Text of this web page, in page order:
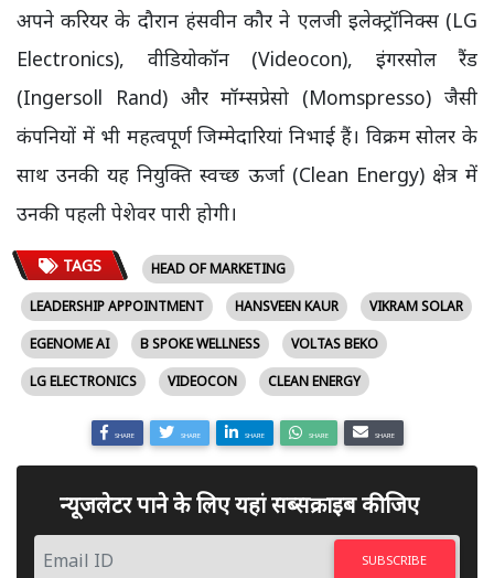
अपने करियर के दौरान हंसवीन कौर ने एलजी इलेक्ट्रॉनिक्स (LG
Electronics), वीडियोकॉन (Videocon), इंगरसोल रैंड
(Ingersoll Rand) और मॉम्सप्रेसो (Momspresso) जैसी
कंपनियों में भी महत्वपूर्ण जिम्मेदारियां निभाई हैं। विक्रम सोलर के
साथ उनकी यह नियुक्ति स्वच्छ ऊर्जा (Clean Energy) क्षेत्र में
उनकी पहली पेशेवर पारी होगी।
TAGS
HEAD OF MARKETING
LEADERSHIP APPOINTMENT
HANSVEEN KAUR
VIKRAM SOLAR
EGENOME AI
B SPOKE WELLNESS
VOLTAS BEKO
LG ELECTRONICS
VIDEOCON CLEAN ENERGY
SHARE SHARE SHARE SHARE SHARE
न्यूजलेटर पाने के लिए यहां सब्सक्राइब कीजिए
SUBSCRIBE